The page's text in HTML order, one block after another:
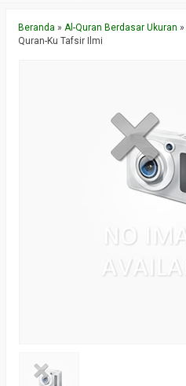
Beranda » Al-Quran Berdasar Ukuran »
Quran-Ku Tafsir Ilmi